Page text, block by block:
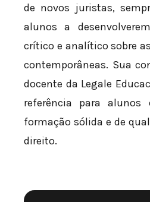
de novos juristas,
alunos a
crítico e analítico sobre
contemporâneas. Sua
docente da Legale
referência para alunos
formação sólida e de
direito.